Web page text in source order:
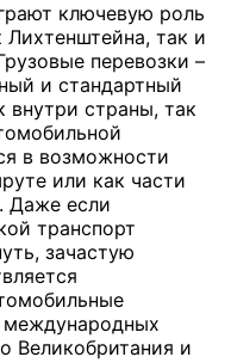
ключевую роль
Лихтенштейна, так и
перевозки –
и стандартный
внутри страны, так
в возможности
или как части
Даже если
транспорт
зачастую
Великобритания и